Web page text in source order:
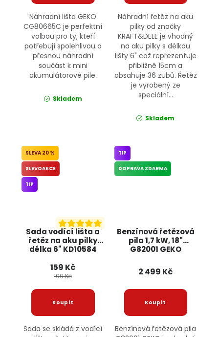
Náhradní lišta GEKO
CG80665C je perfektní
volbou pro ty, kteří
potřebují spolehlivou a
přesnou náhradní
součást k mini
akumulátorové pile.
Skladem
Náhradní řetěz na aku
pilky od značky
KRAFT&DELE je vhodný
na aku pilky s délkou
lišty 6" což reprezentuje
přibližně 15cm a
obsahuje 36 zubů. Řetěz
je vyrobený ze
speciální...
Skladem
Sada vodící lišta a
řetěz na aku pilky
délka 6" KD10584
20 %
SLEVOAKCE
TIP
159 Kč
199 Kč
Sada se skládá z vodící
Benzínová řetězová
pila 1,7 kW, 18"
G82001 GEKO
TIP
DOPRAVA ZDARMA
2 499 Kč
Benzínová řetězová pila